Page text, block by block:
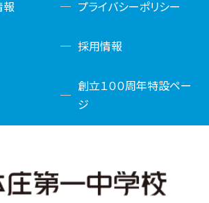
報 プライバシーポリシー
採用情報
創立１００周年特設ペー
ジ